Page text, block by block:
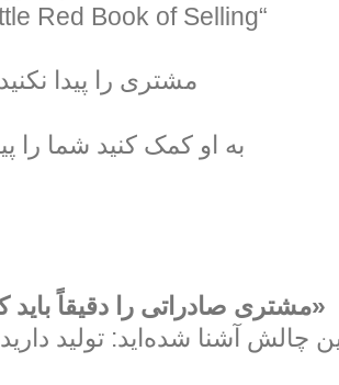
“The Little Red Book of Selling”
مشتری را پیدا
به او کمک کنید شما را
«مشتری صادراتی را دقیقاً باید
چالش آشنا شده‌اید: تولید